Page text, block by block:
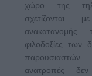
χώρο της
σχετίζονται
φιλοδοξίες των
ανατροπές